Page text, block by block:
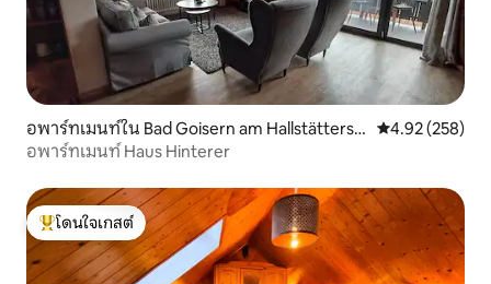
อพาร์ทเมนท์ใน Bad Goisern am Hallstätterse
e
คะแนนเฉลี่ย
4.92 (258)
อพาร์ทเมนท์ Haus Hinterer
โดนใจเกสต์ที่สุด
โดนใจเกสต์